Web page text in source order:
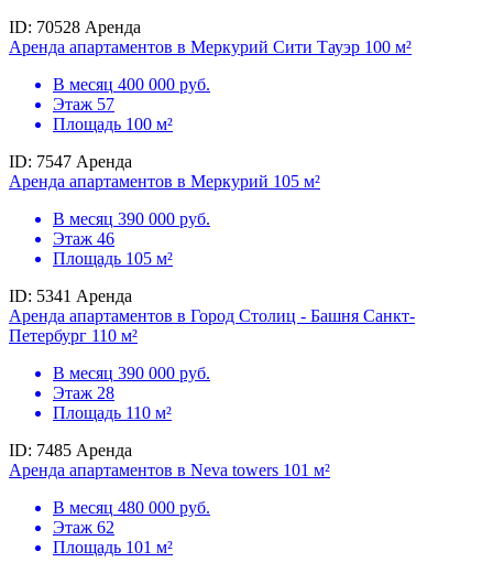
ID: 70528 Аренда
Аренда апартаментов в Меркурий Сити Тауэр 100 м²
В месяц 400 000 руб.
Этаж 57
Площадь 100 м²
ID: 7547 Аренда
Аренда апартаментов в Меркурий 105 м²
В месяц 390 000 руб.
Этаж 46
Площадь 105 м²
ID: 5341 Аренда
Аренда апартаментов в Город Столиц - Башня Санкт-
Петербург 110 м²
В месяц 390 000 руб.
Этаж 28
Площадь 110 м²
ID: 7485 Аренда
Аренда апартаментов в Neva towers 101 м²
В месяц 480 000 руб.
Этаж 62
Площадь 101 м²